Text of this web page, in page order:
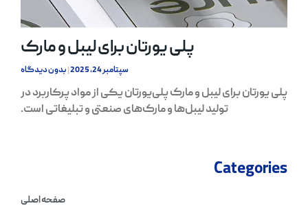
پلی یورتان برای لیبل و مارک
سپتامبر 24, 2025 بدون دیدگاه
پلی یورتان برای لیبل و مارک پلی‌یورتان یکی از مواد پرکاربرد در
تولید لیبل‌ها و مارک‌های صنعتی و تبلیغاتی است.
Categories
صفحه اصلی